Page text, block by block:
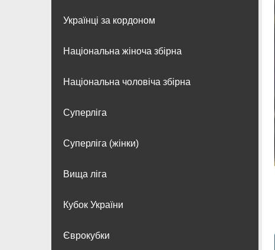
Українці за кордоном
Національна жіноча збірна
Національна чоловіча збірна
Суперліга
Суперліга (жінки)
Вища лiга
Кубок України
Єврокубки